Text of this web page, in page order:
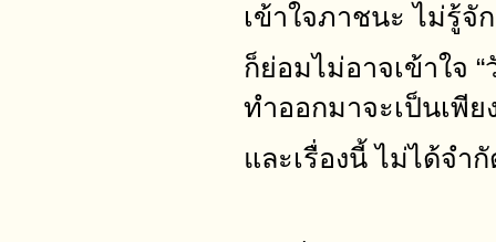
เข้าใจภาชนะ ไม่รู้จั
ก็ย่อมไม่อาจเข้าใจ
ทำออกมาจะเป็นเพี
และเรื่องนี้ ไม่ได้จำ